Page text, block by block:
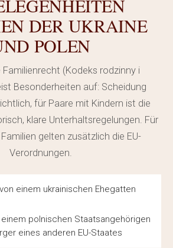
des Klienten und schlägt dann
vor. Rechtliche Hilfe wird schnell
bei der Beantragung
zum Verlust des legalen
Der Jurist hält den Klienten in
Verfahrens auf dem Laufenden.
Hilfe ist besonders wichtig in den
polnischen System vertraut ist.
und die rechtliche Hilfe hilft,
der Einreichung von Dokumenten zu
DER UKRAINE
POLEN
Familienrecht (Kodeks rodzinny i
Besonderheiten auf: Scheidung
für Paare mit Kindern ist die
klare Unterhaltsregelungen. Für
gelten zusätzlich die EU-
Verordnungen.
einem ukrainischen Ehegatten
polnischen Staatsangehörigen
eines anderen EU-Staates